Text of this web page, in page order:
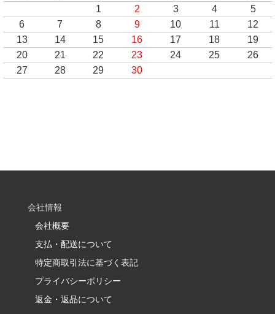
1
2 3 4
5
6
7 8 9 10 11
12
13
14 15 16 17 18
19
20
21 22 23 24 25
26
27
28 29 30
会社情報
会社概要
支払・配送について
特定商取引法に基づく表記
プライバシーポリシー
返金・返品について